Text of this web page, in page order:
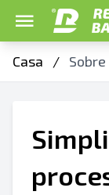
Casa / Sobre